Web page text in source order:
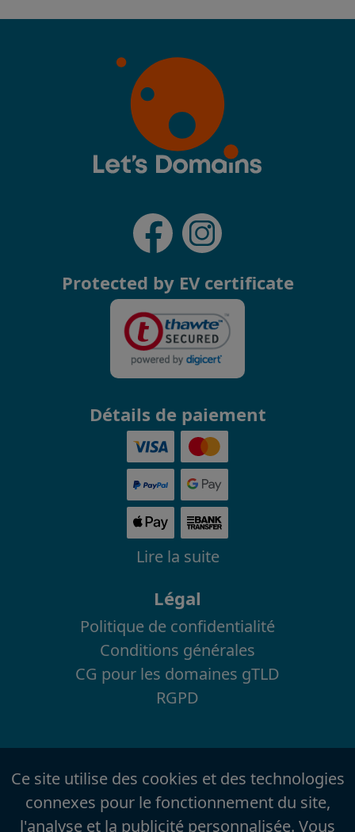
Protected by EV certificate
Détails de paiement
Lire la suite
Légal
Politique de confidentialité
Conditions générales
CG pour les domaines gTLD
RGPD
Ce site utilise des cookies et des technologies
connexes pour le fonctionnement du site,
l'analyse et la publicité personnalisée. Vous